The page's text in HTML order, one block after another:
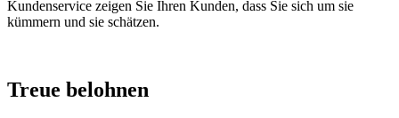
Kundenservice zeigen Sie Ihren Kunden, dass Sie sich um sie
kümmern und sie schätzen.
Treue belohnen